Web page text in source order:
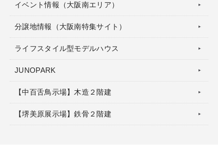
イベント情報（大阪南エリア）
分譲地情報（大阪南特集サイト）
ライフスタイル型モデルハウス
JUNOPARK
【中百舌鳥示場】木造２階建
【堺美原展示場】鉄骨２階建